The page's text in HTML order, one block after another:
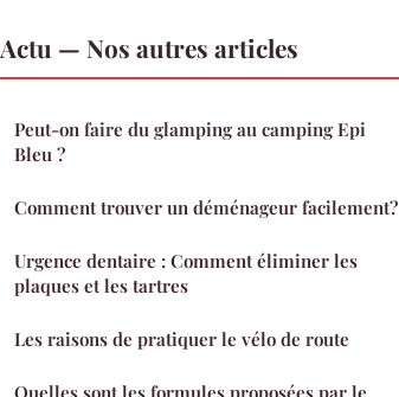
Actu — Nos autres articles
Peut-on faire du glamping au camping Epi
Bleu ?
Comment trouver un déménageur facilement?
Urgence dentaire : Comment éliminer les
plaques et les tartres
Les raisons de pratiquer le vélo de route
Quelles sont les formules proposées par le